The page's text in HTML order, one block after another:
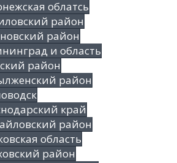
облатсь
район
район
и область
район
район
край
район
область
район